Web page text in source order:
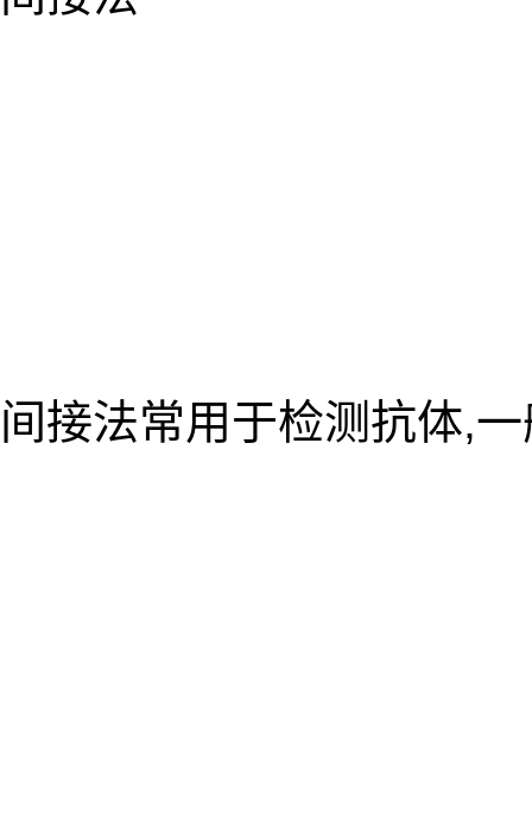
间接法常用于检测抗体,